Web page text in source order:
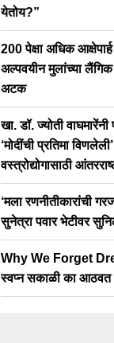
येतोय?”
200 पेक्षा अधिक
अल्पवयीन मुलांच्या
अटक
खा. डॉ. ज्योती
‘मोदींची प्रतिमा
वस्त्रोद्योगासाठी
‘मला रणनीतीकारांची
सुनेत्रा पवार भेटीवर
Why We Forget
स्वप्न सकाळी का आठवत